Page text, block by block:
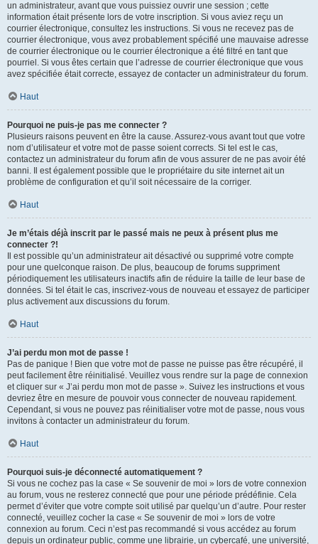
un administrateur, avant que vous puissiez ouvrir une session ; cette
information était présente lors de votre inscription. Si vous aviez reçu un
courrier électronique, consultez les instructions. Si vous ne recevez pas de
courrier électronique, vous avez probablement spécifié une mauvaise adresse
de courrier électronique ou le courrier électronique a été filtré en tant que
pourriel. Si vous êtes certain que l’adresse de courrier électronique que vous
avez spécifiée était correcte, essayez de contacter un administrateur du forum.
Haut
Pourquoi ne puis-je pas me connecter ?
Plusieurs raisons peuvent en être la cause. Assurez-vous avant tout que votre
nom d’utilisateur et votre mot de passe soient corrects. Si tel est le cas,
contactez un administrateur du forum afin de vous assurer de ne pas avoir été
banni. Il est également possible que le propriétaire du site internet ait un
problème de configuration et qu’il soit nécessaire de la corriger.
Haut
Je m’étais déjà inscrit par le passé mais ne peux à présent plus me
connecter ?!
Il est possible qu’un administrateur ait désactivé ou supprimé votre compte
pour une quelconque raison. De plus, beaucoup de forums suppriment
périodiquement les utilisateurs inactifs afin de réduire la taille de leur base de
données. Si tel était le cas, inscrivez-vous de nouveau et essayez de participer
plus activement aux discussions du forum.
Haut
J’ai perdu mon mot de passe !
Pas de panique ! Bien que votre mot de passe ne puisse pas être récupéré, il
peut facilement être réinitialisé. Veuillez vous rendre sur la page de connexion
et cliquer sur « J’ai perdu mon mot de passe ». Suivez les instructions et vous
devriez être en mesure de pouvoir vous connecter de nouveau rapidement.
Cependant, si vous ne pouvez pas réinitialiser votre mot de passe, nous vous
invitons à contacter un administrateur du forum.
Haut
Pourquoi suis-je déconnecté automatiquement ?
Si vous ne cochez pas la case « Se souvenir de moi » lors de votre connexion
au forum, vous ne resterez connecté que pour une période prédéfinie. Cela
permet d’éviter que votre compte soit utilisé par quelqu’un d’autre. Pour rester
connecté, veuillez cocher la case « Se souvenir de moi » lors de votre
connexion au forum. Ceci n’est pas recommandé si vous accédez au forum
depuis un ordinateur public, comme une librairie, un cybercafé, une université,